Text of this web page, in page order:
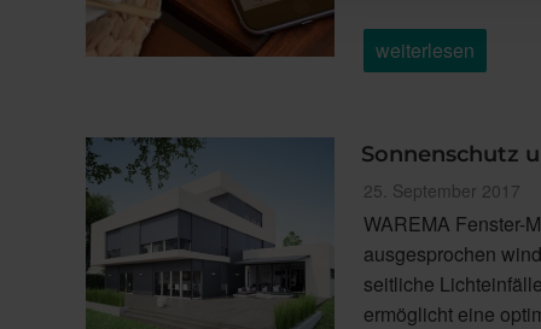
„Ein
Raumklima
Vorlieben!“
weiterlesen
Sonnenschutz
Veröffentlicht
am
25. September 2017
WAREMA Fenster-
ausgesprochen
seitliche
ermöglicht eine